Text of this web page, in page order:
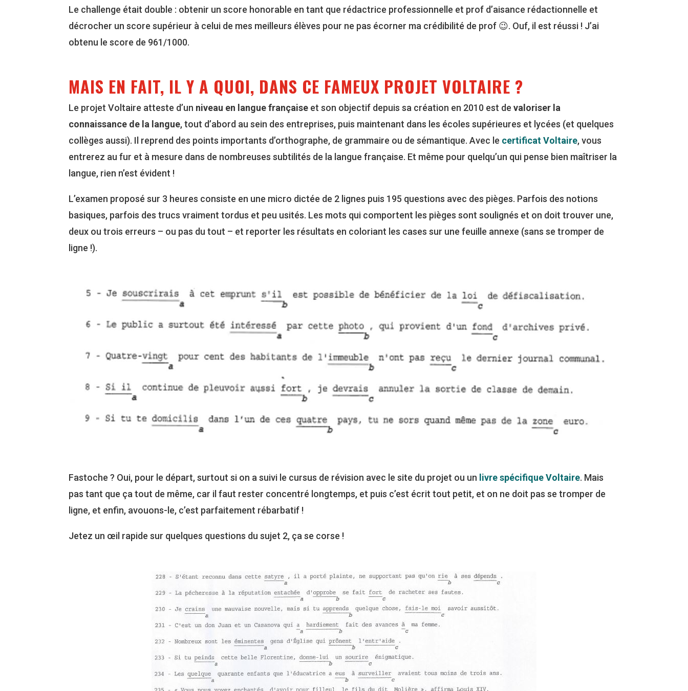
Le challenge était double : obtenir un score honorable en tant que rédactrice professionnelle et prof d’aisance rédactionnelle et
décrocher un score supérieur à celui de mes meilleurs élèves pour ne pas écorner ma crédibilité de prof 😉. Ouf, il est réussi ! J’ai
obtenu le score de 961/1000.
MAIS EN FAIT, IL Y A QUOI, DANS CE FAMEUX PROJET VOLTAIRE ?
Le projet Voltaire atteste d’un niveau en langue française et son objectif depuis sa création en 2010 est devaloriser la
connaissance de la langue, tout d’abord au sein des entreprises, puis maintenant dans les écoles supérieures et lycées (et quelques
collèges aussi). Il reprend des points importants d’orthographe, de grammaire ou de sémantique. Avec le certificat Voltaire, vous
entrerez au fur et à mesure dans de nombreuses subtilités de la langue française. Et même pour quelqu’un qui pense bien maîtriser la
langue, rien n’est évident !
L’examen proposé sur 3 heures consiste en une micro dictée de 2 lignes puis 195 questions avec des pièges. Parfois des notions
basiques, parfois des trucs vraiment tordus et peu usités. Les mots qui comportent les pièges sont soulignés et on doit trouver une,
deux ou trois erreurs – ou pas du tout – et reporter les résultats en coloriant les cases sur une feuille annexe (sans se tromper de
ligne !).
Fastoche ? Oui, pour le départ, surtout si on a suivi le cursus de révision avec le site du projet ou un livre spécifique Voltaire. Mais
pas tant que ça tout de même, car il faut rester concentré longtemps, et puis c’est écrit tout petit, et on ne doit pas se tromper de
ligne, et enfin, avouons-le, c’est parfaitement rébarbatif !
Jetez un œil rapide sur quelques questions du sujet 2, ça se corse !